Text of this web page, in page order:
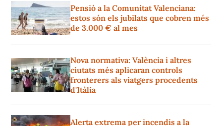
Pensió a la Comunitat Valenciana:
estos són els jubilats que cobren més
de 3.000 € al mes
Nova normativa: València i altres
ciutats més aplicaran controls
fronterers als viatgers procedents
d'Itàlia
Alerta extrema per incendis a la